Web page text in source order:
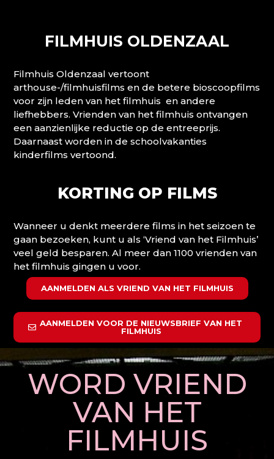
FILMHUIS OLDENZAAL
Filmhuis Oldenzaal vertoont
arthouse-/filmhuisfilms en de betere bioscoopfilms
voor zijn leden van het filmhuis en andere
liefhebbers. Vrienden van het filmhuis ontvangen
een aanzienlijke reductie op de entreeprijs.
Daarnaast worden in de schoolvakanties
kinderfilms vertoond.
KORTING OP FILMS
Wanneer u denkt meerdere films in het seizoen te
gaan bezoeken, kunt u als ‘Vriend van het Filmhuis’
veel geld besparen. Al meer dan 1100 vrienden van
het filmhuis gingen u voor.
AANMELDEN ALS VRIEND VAN HET FILMHUIS
AANMELDEN VOOR DE NIEUWSBRIEF VAN HET
FILMHUIS
WORD VRIEND
VAN HET
FILMHUIS